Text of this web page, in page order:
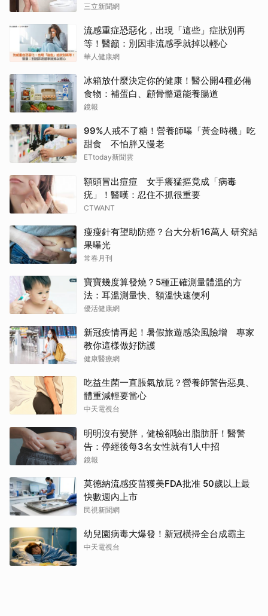
三立新聞網
流感重症恐惡化，出現「這些」症狀別再
等！醫籲：別因非流感季就掉以輕心
華人健康網
冰箱放什麼決定你的健康！醫公開4種必備
食物：補蛋白、顧骨骼還能養腸道
鏡報
99%人戒不了糖！營養師曝「黃金時機」吃
甜食 不怕胖又慢老
ETtoday新聞雲
額頭冒出痘痘 女手癢猛摳竟成「病毒
疣」！醫嘆：忍住不抓很重要
CTWANT
瘦瘦針有望助防癌？台大分析16萬人 研究結
果曝光
常春月刊
寶寶幾度算發燒？5種正確測量體溫的方
法：耳溫測量快、額溫快速便利
優活健康網
新冠疫情再起！暑假旅遊感染風險增 專家
教你這樣做好防護
健康醫療網
吃益生菌一直脹氣放屁？營養師警告惡臭、
體重減輕要當心
中天電視台
明明沒有變胖，健檢卻驗出脂肪肝！醫警
告：停經後每3名女性就有1人中招
鏡報
莫德納流感疫苗獲美FDA批准 50歲以上最
快數週內上市
民視新聞網
幼兒園病毒大爆發！新冠橫掃全台成霸主
中天電視台